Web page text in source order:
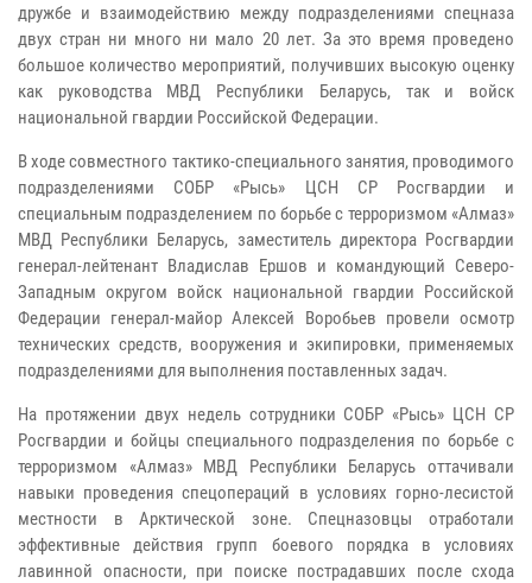
дружбе и взаимодействию между подразделениями спецназа
двух стран ни много ни мало 20 лет. За это время проведено
большое количество мероприятий, получивших высокую оценку
как руководства МВД Республики Беларусь, так и войск
национальной гвардии Российской Федерации.
В ходе совместного тактико-специального занятия, проводимого
подразделениями СОБР «Рысь» ЦСН СР Росгвардии и
специальным подразделением по борьбе с терроризмом «Алмаз»
МВД Республики Беларусь, заместитель директора Росгвардии
генерал-лейтенант Владислав Ершов и командующий Северо-
Западным округом войск национальной гвардии Российской
Федерации генерал-майор Алексей Воробьев провели осмотр
технических средств, вооружения и экипировки, применяемых
подразделениями для выполнения поставленных задач.
На протяжении двух недель сотрудники СОБР «Рысь» ЦСН СР
Росгвардии и бойцы специального подразделения по борьбе с
терроризмом «Алмаз» МВД Республики Беларусь оттачивали
навыки проведения спецопераций в условиях горно-лесистой
местности в Арктической зоне. Спецназовцы отработали
эффективные действия групп боевого порядка в условиях
лавинной опасности, при поиске пострадавших после схода